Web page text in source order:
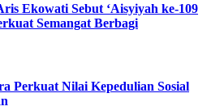
Ekowati Sebut ‘Aisyiyah ke-109
Semangat Berbagi
Perkuat Nilai Kepedulian Sosial